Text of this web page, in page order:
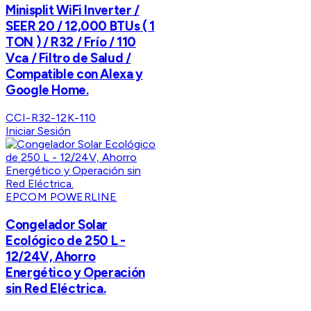
Minisplit WiFi Inverter /
SEER 20 / 12,000 BTUs ( 1
TON ) / R32 / Frío / 110
Vca / Filtro de Salud /
Compatible con Alexa y
Google Home.
CCI-R32-12K-110
Iniciar Sesión
EPCOM POWERLINE
Congelador Solar
Ecológico de 250 L -
12/24V, Ahorro
Energético y Operación
sin Red Eléctrica.